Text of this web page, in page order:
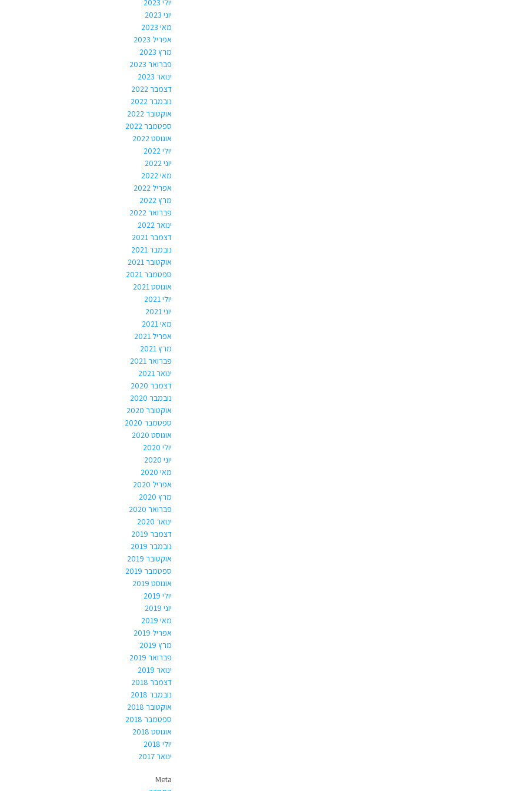
יוני 2023
מאי 2023
אפריל 2023
מרץ 2023
פברואר 2023
ינואר 2023
דצמבר 2022
נובמבר 2022
אוקטובר 2022
ספטמבר 2022
אוגוסט 2022
יולי 2022
יוני 2022
מאי 2022
אפריל 2022
מרץ 2022
פברואר 2022
ינואר 2022
דצמבר 2021
נובמבר 2021
אוקטובר 2021
ספטמבר 2021
אוגוסט 2021
יולי 2021
יוני 2021
מאי 2021
אפריל 2021
מרץ 2021
פברואר 2021
ינואר 2021
דצמבר 2020
נובמבר 2020
אוקטובר 2020
ספטמבר 2020
אוגוסט 2020
יולי 2020
יוני 2020
מאי 2020
אפריל 2020
מרץ 2020
פברואר 2020
ינואר 2020
דצמבר 2019
נובמבר 2019
אוקטובר 2019
ספטמבר 2019
אוגוסט 2019
יולי 2019
יוני 2019
מאי 2019
אפריל 2019
מרץ 2019
פברואר 2019
ינואר 2019
דצמבר 2018
נובמבר 2018
אוקטובר 2018
ספטמבר 2018
אוגוסט 2018
יולי 2018
ינואר 2017
Meta